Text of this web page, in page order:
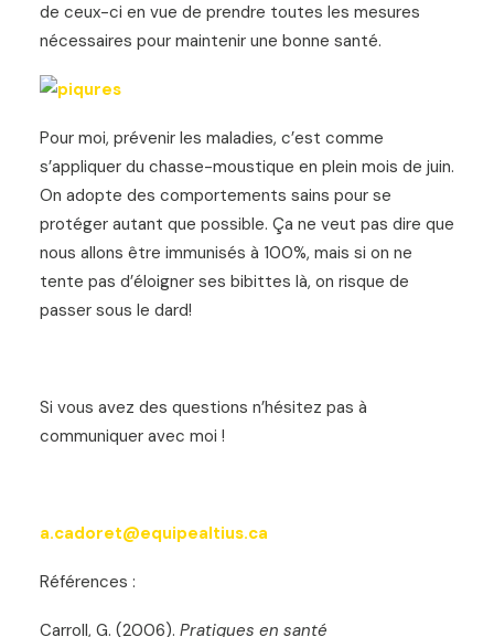
de ceux-ci en vue de prendre toutes les mesures
nécessaires pour maintenir une bonne santé.
Pour moi, prévenir les maladies, c’est comme
s’appliquer du chasse-moustique en plein mois de juin.
On adopte des comportements sains pour se
protéger autant que possible. Ça ne veut pas dire que
nous allons être immunisés à 100%, mais si on ne
tente pas d’éloigner ses bibittes là, on risque de
passer sous le dard!
Si vous avez des questions n’hésitez pas à
communiquer avec moi !
a.cadoret@equipealtius.ca
Références :
Carroll, G. (2006). Pratiques en santé